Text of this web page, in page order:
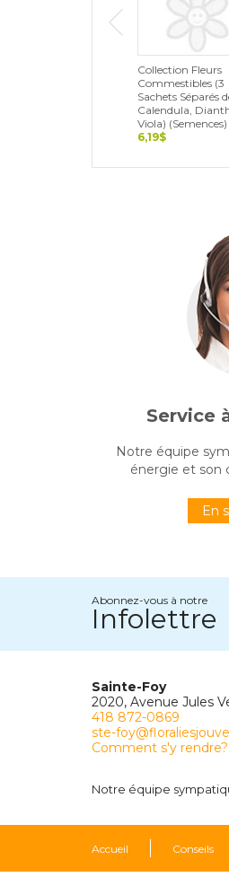
Collection Fleurs
Commestibles (3
Sachets Séparés
Calendula,
Viola) (Semences)
6,19$
Service
Notre équipe
énergie et son
En
Abonnez-vous à notre
Infolettre
Sainte-Foy
2020, Avenue Jules
418 872-0869
ste-
Comment s'y rendre?
Notre équipe
Accueil Conseils